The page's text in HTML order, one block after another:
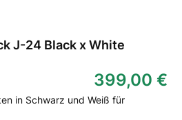
J-24 Black x White
399,00 €
in Schwarz und Weiß für